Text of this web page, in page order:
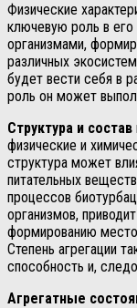
Физические
ключевую роль в
организмами,
различных
будет вести себя в
роль он может
Структура и состав
физические и
структура может
питательных
процессов
организмов,
формированию
Степень агрегации
способность и,
Агрегатные